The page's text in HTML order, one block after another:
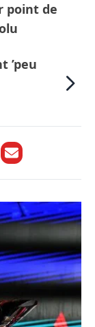
point de
’peu